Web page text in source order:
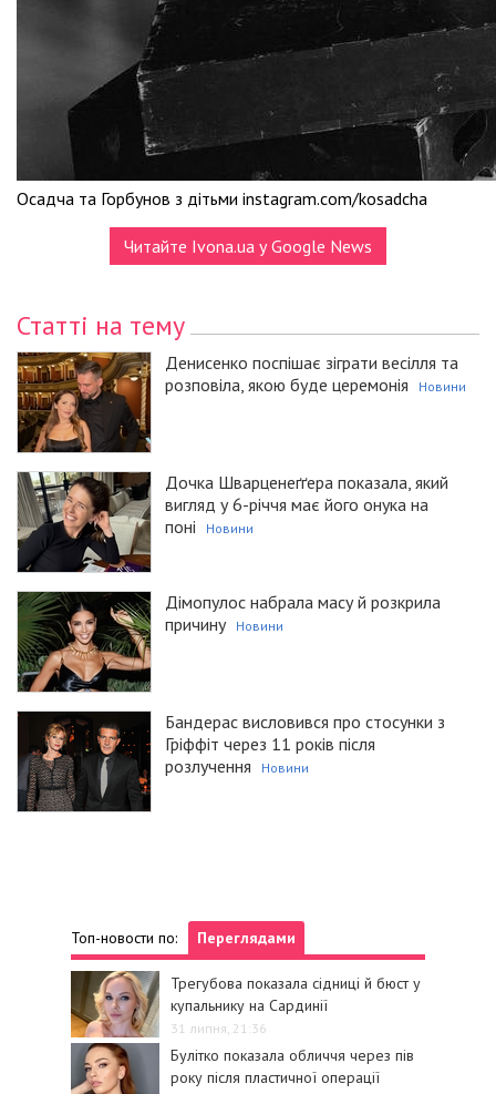
Осадча та Горбунов з дітьми instagram.com/kosadcha
Читайте Ivona.ua у Google News
Статті на тему
Денисенко поспішає зіграти весілля та
розповіла, якою буде церемонія
Новини
Дочка Шварценеґґера показала, який
вигляд у 6-річчя має його онука на
поні
Новини
Дімопулос набрала масу й розкрила
причину
Новини
Бандерас висловився про стосунки з
Гріффіт через 11 років після
розлучення
Новини
Топ-новости по: Переглядами
Трегубова показала сідниці й бюст у
купальнику на Сардинії
31 липня, 21:36
Булітко показала обличчя через пів
року після пластичної операції